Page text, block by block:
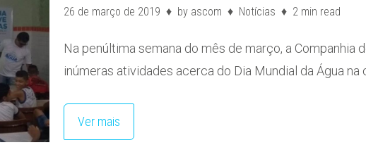
26 de março de 2019 by ascom Notícias 2 min read
Na penúltima semana do mês de março, a Companhia
inúmeras atividades acerca do Dia Mundial da Água na
Ver mais